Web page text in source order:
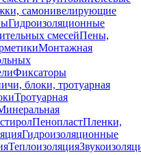
самонивелирующие
Гидроизоляционные
смесейПены,
Монтажная
Фиксаторы
блоки, тротуарная
Тротуарная
ПенопластПленки,
Гидроизоляционные
Теплоизоляция